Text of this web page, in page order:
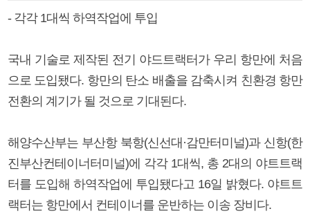
- 각각 1대씩 하역작업에 투입
국내 기술로 제작된 전기 야드트랙터가 우리 항만에 처음
으로 도입됐다. 항만의 탄소 배출을 감축시켜 친환경 항만
전환의 계기가 될 것으로 기대된다.
해양수산부는 부산항 북항(신선대·감만터미널)과 신항(한
진부산컨테이너터미널)에 각각 1대씩, 총 2대의 야트트랙
터를 도입해 하역작업에 투입됐다고 16일 밝혔다. 야트트
랙터는 항만에서 컨테이너를 운반하는 이송 장비다.